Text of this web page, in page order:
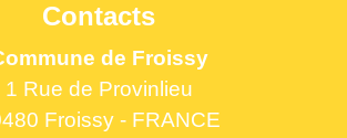
Contacts
de Froissy
1 Rue de Provinlieu
Froissy - FRANCE